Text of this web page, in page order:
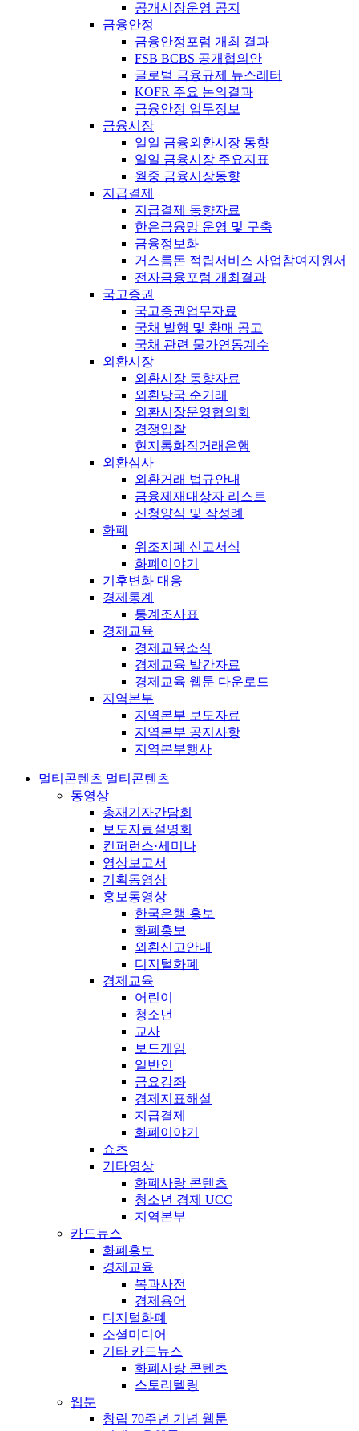
공개시장운영 공지
금융안정
금융안정포럼 개최 결과
FSB BCBS 공개협의안
글로벌 금융규제 뉴스레터
KOFR 주요 논의결과
금융안정 업무정보
금융시장
일일 금융외환시장 동향
일일 금융시장 주요지표
월중 금융시장동향
지급결제
지급결제 동향자료
한은금융망 운영 및 구축
금융정보화
거스름돈 적립서비스 사업참여지원서
전자금융포럼 개최결과
국고증권
국고증권업무자료
국채 발행 및 환매 공고
국채 관련 물가연동계수
외환시장
외환시장 동향자료
외환당국 순거래
외환시장운영협의회
경쟁입찰
현지통화직거래은행
외환심사
외환거래 법규안내
금융제재대상자 리스트
신청양식 및 작성례
화폐
위조지폐 신고서식
화폐이야기
기후변화 대응
경제통계
통계조사표
경제교육
경제교육소식
경제교육 발간자료
경제교육 웹툰 다운로드
지역본부
지역본부 보도자료
지역본부 공지사항
지역본부행사
멀티콘텐츠 멀티콘텐츠
동영상
총재기자간담회
보도자료설명회
컨퍼런스·세미나
영상보고서
기획동영상
홍보동영상
한국은행 홍보
화폐홍보
외환신고안내
디지털화폐
경제교육
어린이
청소년
교사
보드게임
일반인
금요강좌
경제지표해설
지급결제
화폐이야기
쇼츠
기타영상
화폐사랑 콘텐츠
청소년 경제 UCC
지역본부
카드뉴스
화폐홍보
경제교육
복과사전
경제용어
디지털화폐
소셜미디어
기타 카드뉴스
화폐사랑 콘텐츠
스토리텔링
웹툰
창립 70주년 기념 웹툰